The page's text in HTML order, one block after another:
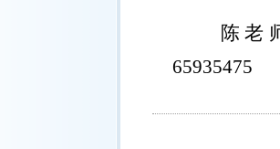
陈老
65935475